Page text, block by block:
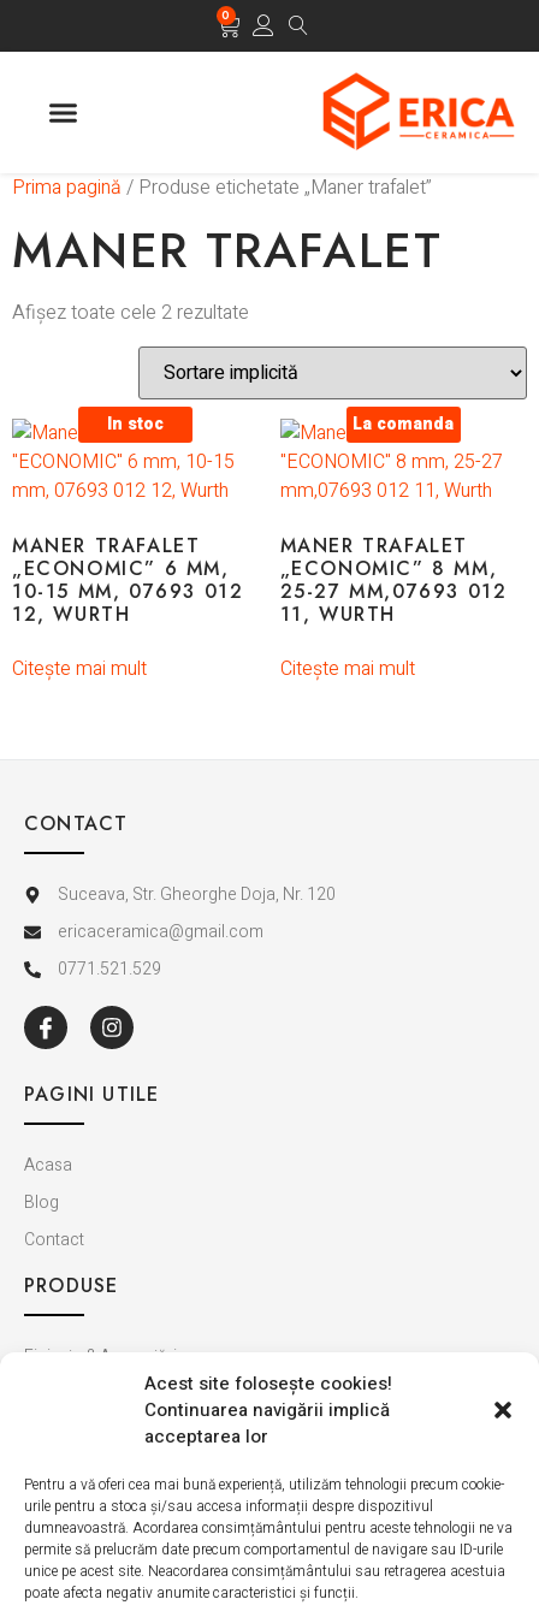
Acest site foloseşte cookies!
Continuarea navigării implică
acceptarea lor
Pentru a vă oferi cea mai bună experiență, utilizăm tehnologii precum cookie-
urile pentru a stoca și/sau accesa informații despre dispozitivul
dumneavoastră. Acordarea consimțământului pentru aceste tehnologii ne va
permite să prelucrăm date precum comportamentul de navigare sau ID-urile
unice pe acest site. Neacordarea consimțământului sau retragerea acestuia
poate afecta negativ anumite caracteristici și funcții.
0
Prima pagină / Produse etichetate „Maner trafalet”
MANER TRAFALET
Afișez toate cele 2 rezultate
In stoc
MANER TRAFALET
„ECONOMIC” 6 MM,
10-15 MM, 07693 012
12, WURTH
Citește mai mult
La comanda
MANER TRAFALET
„ECONOMIC” 8 MM,
25-27 MM,07693 012
11, WURTH
Citește mai mult
CONTACT
Suceava, Str. Gheorghe Doja, Nr. 120
ericaceramica@gmail.com
0771.521.529
PAGINI UTILE
Acasa
Blog
Contact
PRODUSE
Finisaje & Amenajări
Baie & Bucătărie
Montaj & Materiale
INFORMAȚII
Cum cumpăr